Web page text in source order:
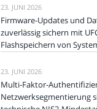
23. JUNI 2026
Firmware-Updates und
zuverlässig sichern mit
Flashspeichern von
23. JUNI 2026
Multi-Faktor-
Netzwerksegmentierung